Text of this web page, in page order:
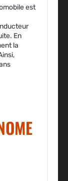
est
En
la